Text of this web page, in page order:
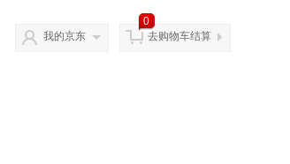
我的京东
0
去购物车结算